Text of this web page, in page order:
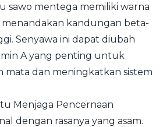
sawo mentega memiliki warna
kandungan beta-
Senyawa ini dapat diubah
A yang penting untuk
mata dan meningkatkan sistem
Menjaga Pencernaan
dengan rasanya yang asam.